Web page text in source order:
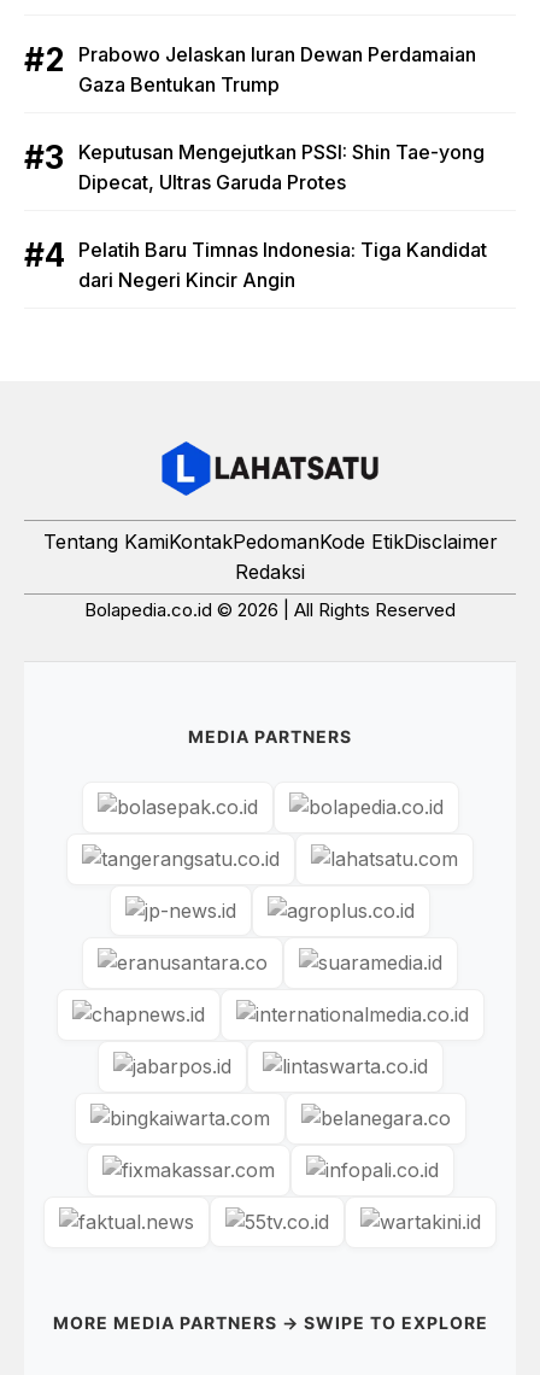
Prabowo Jelaskan Iuran Dewan Perdamaian
Gaza Bentukan Trump
Keputusan Mengejutkan PSSI: Shin Tae-yong
Dipecat, Ultras Garuda Protes
Pelatih Baru Timnas Indonesia: Tiga Kandidat
dari Negeri Kincir Angin
Tentang KamiKontakPedomanKode EtikDisclaimer
Redaksi
Bolapedia.co.id © 2026 | All Rights Reserved
MEDIA PARTNERS
MORE MEDIA PARTNERS → SWIPE TO EXPLORE